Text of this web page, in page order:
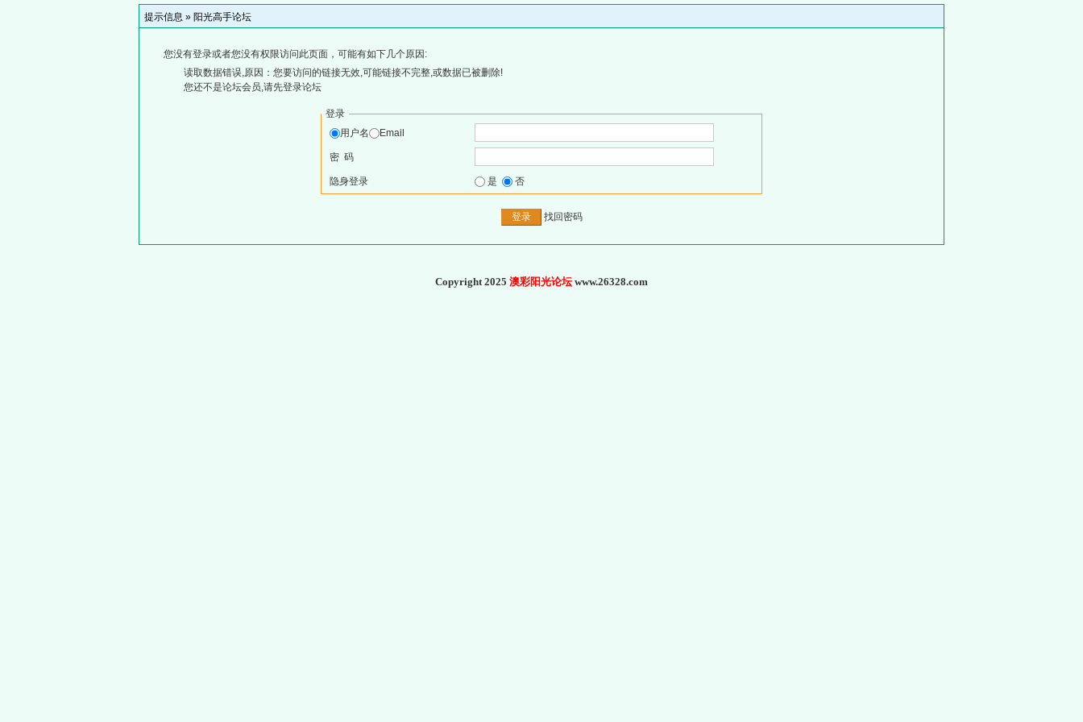
提示信息 » 阳光高手论坛
您没有登录或者您没有权限访问此页面，可能有如下几个原因:
读取数据错误,原因：您要访问的链接无效,可能链接不完整,或数据已被删除!
您还不是论坛会员,请先登录论坛
登录
用户名
Email
密 码
隐身登录 是 否
找回密码
Copyright 2025 澳彩阳光论坛www.26328.com